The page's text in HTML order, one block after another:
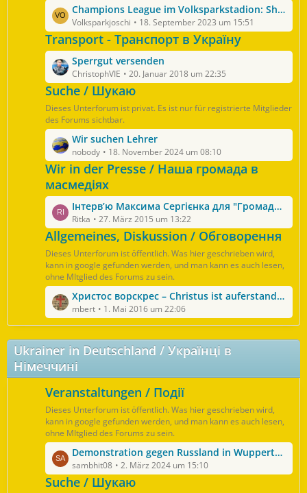
g
e
L
e
t
z
t
e
B
e
i
t
r
ä
g
e
Champions League im Volksparkstadion: Shakhtar Donezk - FC Porto
Volksparkjoschi 18. September 2023 um 15:51
Transport - Транспорт в Україну
L
e
t
t
e
B
e
i
t
r
ä
g
e
Sperrgut versenden
ChristophVIE 20. Januar 2018 um 22:35
Suche / Шукаю
Dieses Unterforum ist privat. Es ist nur für registrierte Mitglieder
des Forums sichtbar.
L
e
t
z
t
e
B
e
i
t
r
ä
g
e
Wir suchen Lehrer
nobody 18. November 2024 um 08:10
Wir in der Presse / Наша громада в
масмедіях
L
e
t
t
e
B
e
i
t
r
ä
g
Інтерв’ю Максима Сергієнка для "Громадського радіо"
Ritka 27. März 2015 um 13:22
Allgemeines, Diskussion / Обговорення
Dieses Unterforum ist öffentlich. Was hier geschrieben wird,
kann in google gefunden werden, und man kann es auch lesen,
ohne MItglied des Forums zu sein.
L
e
t
z
t
e
B
e
i
t
r
ä
g
e
Христос ворскрес – Christus ist auferstanden!
mbert 1. Mai 2016 um 22:06
Ukrainer in Deutschland / Українці в
Німеччині
Veranstaltungen / Події
Dieses Unterforum ist öffentlich. Was hier geschrieben wird,
kann in google gefunden werden, und man kann es auch lesen,
ohne MItglied des Forums zu sein.
L
e
t
Demonstration gegen Russland in Wuppertal und Berlin
sambhit08 2. März 2024 um 15:10
Suche / Шукаю